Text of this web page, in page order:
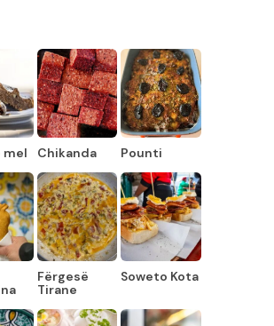
mel Chikanda Pounti
Fërgesë
Tirane
Soweto Kota